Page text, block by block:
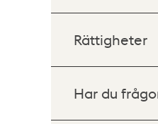
Rättigheter
Har du